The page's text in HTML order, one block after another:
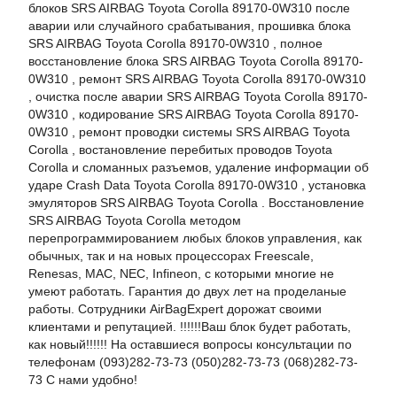
блоков SRS AIRBAG Toyota Corolla 89170-0W310 после
аварии или случайного срабатывания, прошивка блока
SRS AIRBAG Toyota Corolla 89170-0W310 , полное
восстановление блока SRS AIRBAG Toyota Corolla 89170-
0W310 , ремонт SRS AIRBAG Toyota Corolla 89170-0W310
, очистка после аварии SRS AIRBAG Toyota Corolla 89170-
0W310 , кодирование SRS AIRBAG Toyota Corolla 89170-
0W310 , ремонт проводки системы SRS AIRBAG Toyota
Corolla , востановление перебитых проводов Toyota
Corolla и сломанных разъемов, удаление информации об
ударе Crash Data Toyota Corolla 89170-0W310 , установка
эмуляторов SRS AIRBAG Toyota Corolla . Восстановление
SRS AIRBAG Toyota Corolla методом
перепрограммированием любых блоков управления, как
обычных, так и на новых процессорах Freescale,
Renesas, MAC, NEC, Infineon, с которыми многие не
умеют работать. Гарантия до двух лет на проделаные
работы. Сотрудники AirBagExpert дорожат своими
клиентами и репутацией. !!!!!!Ваш блок будет работать,
как новый!!!!!! На оставшиеся вопросы консультации по
телефонам (093)282-73-73 (050)282-73-73 (068)282-73-
73 С нами удобно!